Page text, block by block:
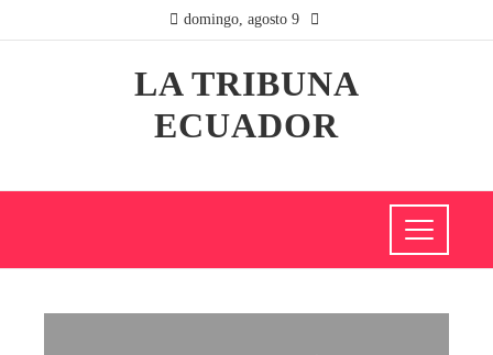
domingo, agosto 9
LA TRIBUNA
ECUADOR